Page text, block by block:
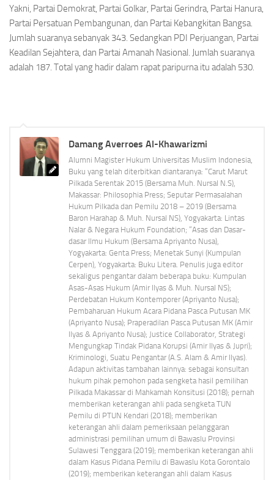
Yakni, Partai Demokrat, Partai Golkar, Partai Gerindra, Partai Hanura,
Partai Persatuan Pembangunan, dan Partai Kebangkitan Bangsa.
Jumlah suaranya sebanyak 343. Sedangkan PDI Perjuangan, Partai
Keadilan Sejahtera, dan Partai Amanah Nasional. Jumlah suaranya
adalah 187. Total yang hadir dalam rapat paripurna itu adalah 530.
Damang Averroes Al-Khawarizmi
Alumni Magister Hukum Universitas Muslim Indonesia,
Buku yang telah diterbitkan diantaranya: “Carut Marut
Pilkada Serentak 2015 (Bersama Muh. Nursal N.S),
Makassar: Philosophia Press; Seputar Permasalahan
Hukum Pilkada dan Pemilu 2018 – 2019 (Bersama
Baron Harahap & Muh. Nursal NS), Yogyakarta: Lintas
Nalar & Negara Hukum Foundation; “Asas dan Dasar-
dasar Ilmu Hukum (Bersama Apriyanto Nusa),
Yogyakarta: Genta Press; Menetak Sunyi (Kumpulan
Cerpen), Yogyakarta: Buku Litera. Penulis juga editor
sekaligus pengantar dalam beberapa buku: Kumpulan
Asas-Asas Hukum (Amir Ilyas & Muh. Nursal NS);
Perdebatan Hukum Kontemporer (Apriyanto Nusa);
Pembaharuan Hukum Acara Pidana Pasca Putusan MK
(Apriyanto Nusa); Praperadilan Pasca Putusan MK (Amir
Ilyas & Apriyanto Nusa); Justice Collaborator, Strategi
Mengungkap Tindak Pidana Korupsi (Amir Ilyas & Jupri);
Kriminologi, Suatu Pengantar (A.S. Alam & Amir Ilyas).
Adapun aktivitas tambahan lainnya: sebagai konsultan
hukum pihak pemohon pada sengketa hasil pemilihan
Pilkada Makassar di Mahkamah Konsitusi (2018); pernah
memberikan keterangan ahli pada sengketa TUN
Pemilu di PTUN Kendari (2018); memberikan
keterangan ahli dalam pemeriksaan pelanggaran
administrasi pemilihan umum di Bawaslu Provinsi
Sulawesi Tenggara (2019); memberikan keterangan ahli
dalam Kasus Pidana Pemilu di Bawaslu Kota Gorontalo
(2019); memberikan keterangan ahli dalam Kasus